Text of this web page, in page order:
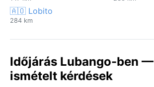
🇦🇴 Lobito
284 km
Időjárás Lubango-ben
ismételt kérdések